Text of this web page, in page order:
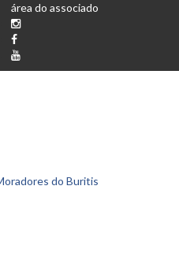
área do associado